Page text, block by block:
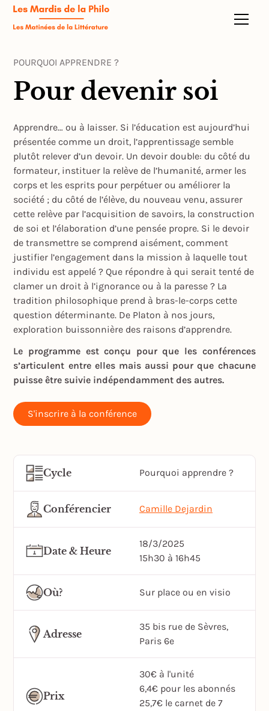
POURQUOI APPRENDRE ?
Pour devenir soi
Apprendre… ou à laisser. Si l’éducation est aujourd’hui
présentée comme un droit, l’apprentissage semble
plutôt relever d’un devoir. Un devoir double: du côté du
formateur, instituer la relève de l’humanité, armer les
corps et les esprits pour perpétuer ou améliorer la
société ; du côté de l’élève, du nouveau venu, assurer
cette relève par l’acquisition de savoirs, la construction
de soi et l’élaboration d’une pensée propre. Si le devoir
de transmettre se comprend aisément, comment
justifier l’engagement dans la mission à laquelle tout
individu est appelé ? Que répondre à qui serait tenté de
clamer un droit à l’ignorance ou à la paresse ? La
tradition philosophique prend à bras-le-corps cette
question déterminante. De Platon à nos jours,
exploration buissonnière des raisons d’apprendre.
Le programme est conçu pour que les conférences
s’articulent entre elles mais aussi pour que chacune
puisse être suivie indépendamment des autres.
S'inscrire à la conférence
Cycle Pourquoi apprendre ?
Conférencier Camille Dejardin
Date & Heure
18/3/2025
15h30 à 16h45
Où? Sur place ou en visio
Adresse
35 bis rue de Sèvres,
Paris 6e
Prix
30€ à l'unité
6,4€ pour les abonnés
25,7€ le carnet de 7